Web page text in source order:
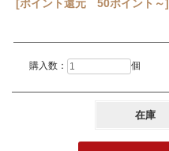
[ポイント還元 50ポイント～]
購入数： 個
在庫